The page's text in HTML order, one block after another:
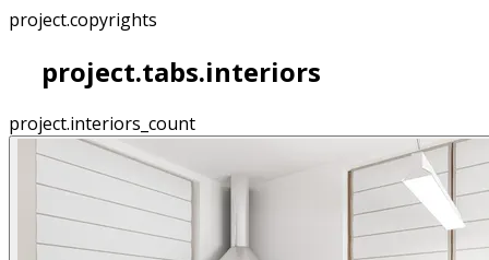
project.copyrights
project.tabs.interiors
project.interiors_count